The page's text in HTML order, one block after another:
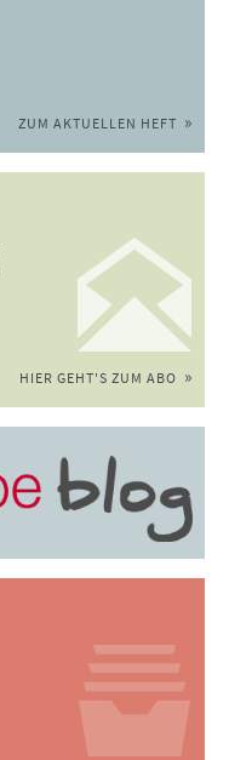
ZUM AKTUELLEN HEFT
HIER GEHT'S ZUM ABO